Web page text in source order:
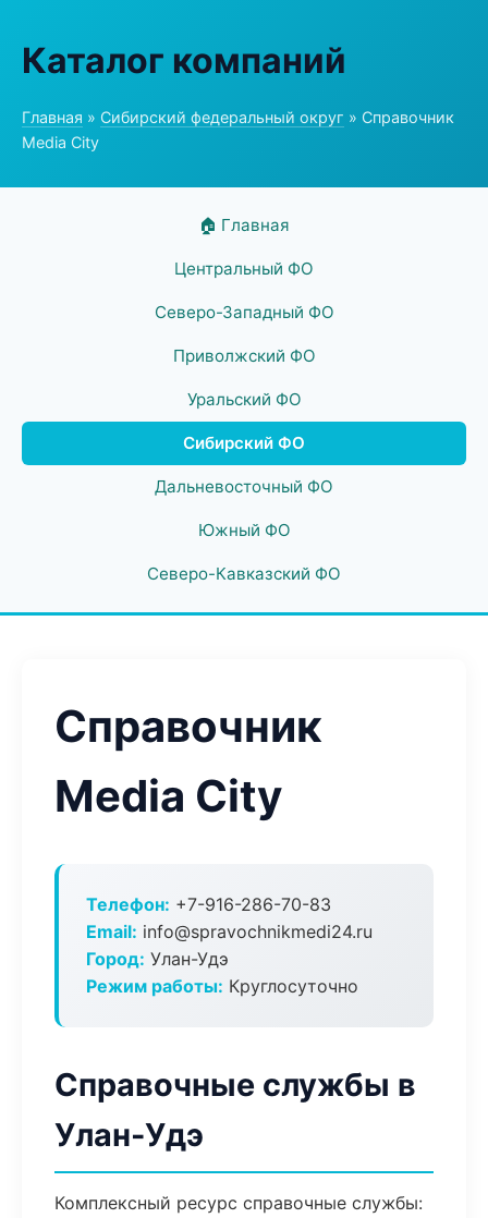
Каталог компаний
Главная » Сибирский федеральный округ » Справочник
Media City
🏠 Главная
Центральный ФО
Северо-Западный ФО
Приволжский ФО
Уральский ФО
Сибирский ФО
Дальневосточный ФО
Южный ФО
Северо-Кавказский ФО
Справочник
Media City
Телефон: +7-916-286-70-83
Email: info@spravochnikmedi24.ru
Город: Улан-Удэ
Режим работы: Круглосуточно
Справочные службы в
Улан-Удэ
Комплексный ресурс справочные службы: